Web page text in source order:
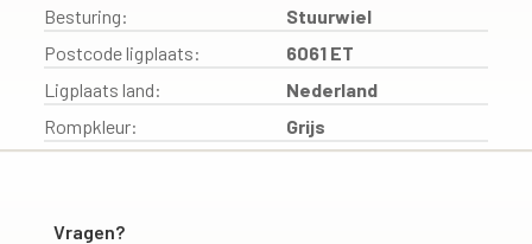
Besturing:
Stuurwiel
Postcode ligplaats:
6061 ET
Ligplaats land:
Nederland
Rompkleur:
Grijs
Vragen?